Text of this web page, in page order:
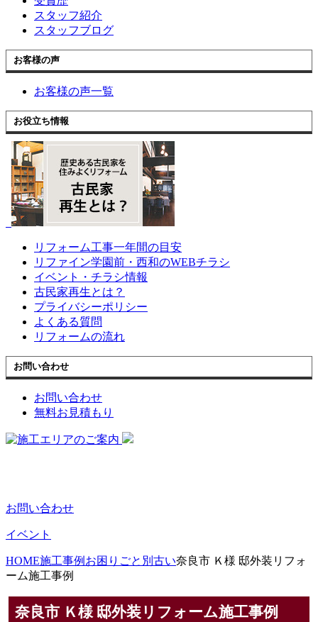
スタッフ紹介
スタッフブログ
お客様の声
お客様の声一覧
お役立ち情報
リフォーム工事一年間の目安
リファイン学園前・西和のWEBチラシ
イベント・チラシ情報
古民家再生とは？
プライバシーポリシー
よくある質問
リフォームの流れ
お問い合わせ
お問い合わせ
無料お見積もり
お問い合わせ
イベント
HOME施工事例 お困りごと別 古い奈良市 Ｋ様 邸外装リフォ
ーム施工事例
奈良市 Ｋ様 邸外装リフォーム施工事例